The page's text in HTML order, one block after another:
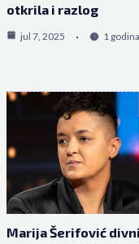
otkrila i razlog
jul 7, 2025 1
Marija Šerifović